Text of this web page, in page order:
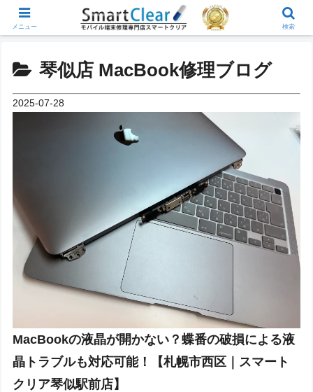
琴似店 MacBook修理ブログ
2025-07-28
MacBookの液晶が開かない？蝶番の破損による液
晶トラブルも対応可能！【札幌市西区｜スマート
クリア琴似駅前店】
メニュー 検索